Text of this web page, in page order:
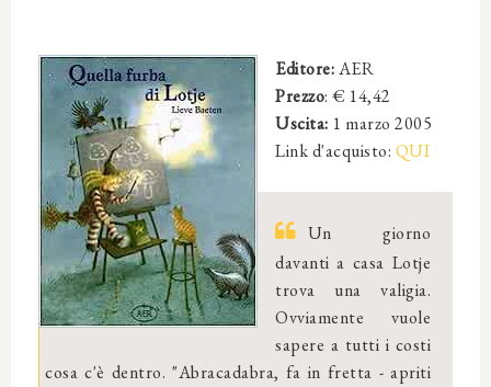
Editore:AER
Prezzo: € 14,42
Uscita: 1 marzo 2005
Link d'acquisto: QUI
Un giorno
davanti a casa Lotje
trova una valigia.
Ovviamente vuole
sapere a tutti i costi
cosa c'è dentro. "Abracadabra, fa in fretta - apriti